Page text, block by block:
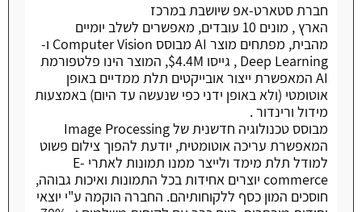
חברת סטארט-אפ שיושבת במרכז
הארץ , מונים 10 עובדים, מאפשרים לשלב יומיים
מהבית, מפתחים מוצר AI מבוסס Computer Vision ו-
Deep Learning , גייסו 4.4M$, המוצר הינו פלטפורמת
AI המאפשרת ייצור אובייקטים תלת ממדיים באופן
אוטומטי (ולא באופן ידני כפי שנעשה עד היום) באמצעות
מידול ורינדור .
מבוסס טכנולוגיה חדשנית של Image Processing
המאפשרת עריכה אוטומטית, יודעת להפוך צילום פשוט
למודל תלת מימד ולייצר ממנו תמונות לאתרי E-
commerce יוצרים אחידות בכל התמונות ואיכות גבוהה,
חוסכים המון כסף ללקוחותיהם. החברה הוקמה ע"י יוצאי